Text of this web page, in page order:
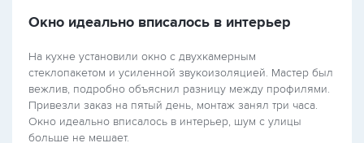
Окно идеально вписалось в интерьер
На кухне установили окно с двухкамерным
стеклопакетом и усиленной звукоизоляцией. Мастер был
вежлив, подробно объяснил разницу между профилями.
Привезли заказ на пятый день, монтаж занял три часа.
Окно идеально вписалось в интерьер, шум с улицы
больше не мешает.